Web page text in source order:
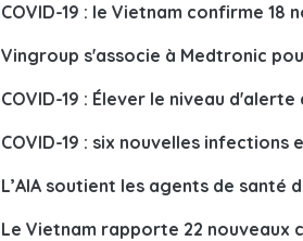
COVID-19 : le Vietnam confirme 18
Vingroup s'associe à Medtronic
COVID-19 : Élever le niveau
COVID-19 : six nouvelles infections
L’AIA soutient les agents de
Le Vietnam rapporte 22 nouveaux